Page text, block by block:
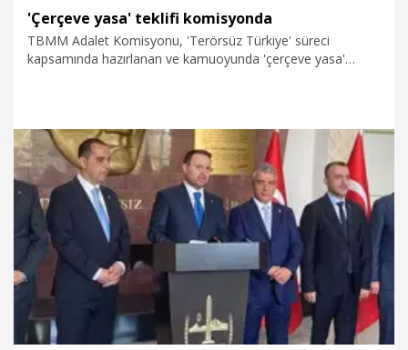
'Çerçeve yasa' teklifi komisyonda
TBMM Adalet Komisyonu, 'Terörsüz Türkiye' süreci
kapsamında hazırlanan ve kamuoyunda 'çerçeve yasa'
8.08.2026 Politika